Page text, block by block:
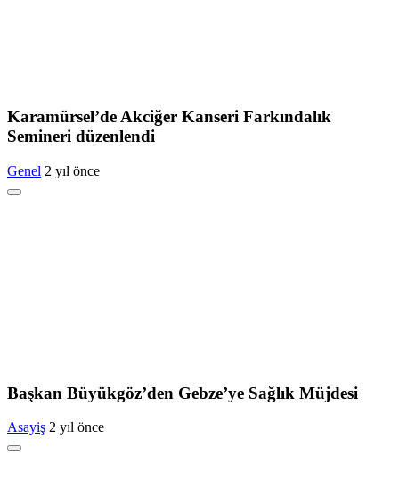
Karamürsel’de Akciğer Kanseri Farkındalık
Semineri düzenlendi
Genel 2 yıl önce
Başkan Büyükgöz’den Gebze’ye Sağlık Müjdesi
Asayiş 2 yıl önce